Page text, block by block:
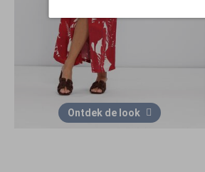
Ontdek de look